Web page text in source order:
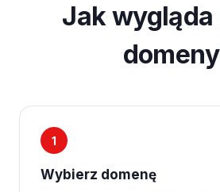
Jak
1
Wybierz domenę